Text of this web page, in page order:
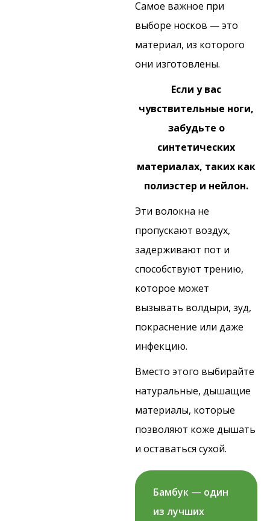
Самое важное при
выборе носков — это
материал, из которого
они изготовлены.
Если у вас
чувствительные ноги,
забудьте о
синтетических
материалах, таких как
полиэстер и нейлон.
Эти волокна не
пропускают воздух,
задерживают пот и
способствуют трению,
которое может
вызывать волдыри, зуд,
покраснение или даже
инфекцию.
Вместо этого выбирайте
натуральные, дышащие
материалы, которые
позволяют коже дышать
и оставаться сухой.
Бамбук — один
из лучших